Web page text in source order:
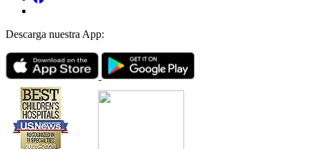
Descarga nuestra App: